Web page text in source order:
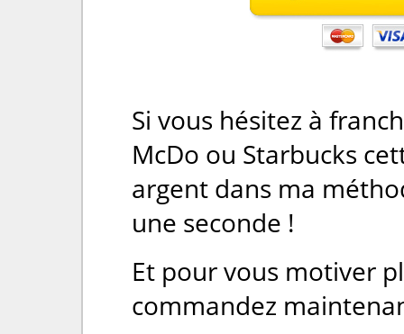
Si vous hésitez à
McDo ou Starbucks
argent dans ma
une seconde !
Et pour vous motiver
commandez